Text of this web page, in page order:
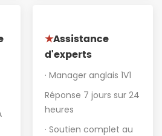
★Assistance
d'experts
· Manager anglais 1V1
Réponse 7 jours sur 24
heures
· Soutien complet au